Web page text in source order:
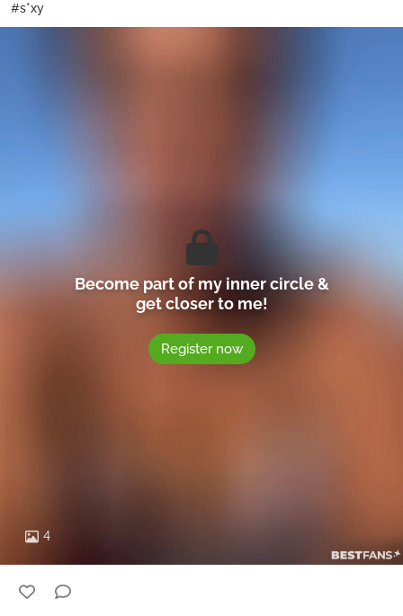
#s*xy
4
Become part of my inner circle &
get closer to me!
Register now